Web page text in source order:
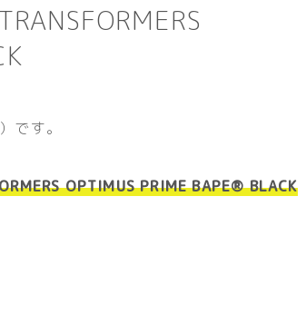
）です。
OPTIMUS PRIME BAPE®︎ BLACK